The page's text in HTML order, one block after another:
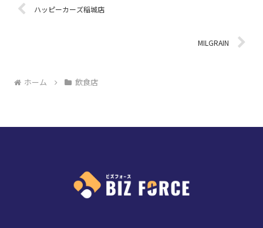
ハッピーカーズ稲城店
MILGRAIN
ホーム 飲食店